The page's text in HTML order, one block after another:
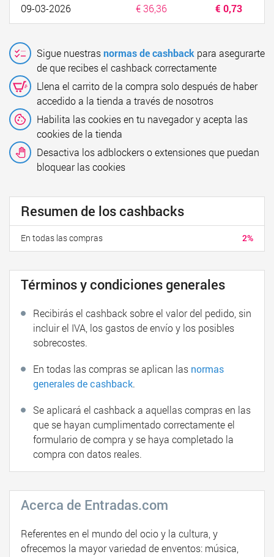
09-03-2026 € 36,36 € 0,73
Sigue nuestrasnormas de cashback para asegurarte
de que recibes el cashback correctamente
Llena el carrito de la compra solo después de haber
accedido a la tienda a través de nosotros
Habilita las cookies en tu navegador y acepta las
cookies de la tienda
Desactiva los adblockers o extensiones que puedan
bloquear las cookies
Resumen de los cashbacks
2%
En todas las compras
Términos y condiciones generales
Recibirás el cashback sobre el valor del pedido, sin
incluir el IVA, los gastos de envío y los posibles
sobrecostes.
En todas las compras se aplican las normas
generales de cashback.
Se aplicará el cashback a aquellas compras en las
que se hayan cumplimentado correctamente el
formulario de compra y se haya completado la
compra con datos reales.
Acerca de Entradas.com
Referentes en el mundo del ocio y la cultura, y
ofrecemos la mayor variedad de enventos: música,